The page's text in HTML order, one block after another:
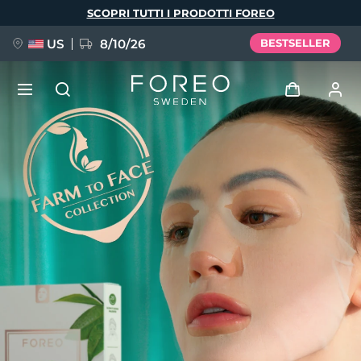
SCOPRI TUTTI I PRODOTTI FOREO
US 8/10/26 BESTSELLER
Accedi
Profilo utente
I miei dispositivi
I miei ordini
I miei indirizzi
I miei abbonamenti
NUOVO
FAQ™ Pure Beauty-Tech Elixir
BREAKING NEWS
issa™ Teeth Whitening Set
Lingua
English Deutsch
Español
Italiano
Português
Svenska
Русский
Türkçe
简体中文 繁體中文